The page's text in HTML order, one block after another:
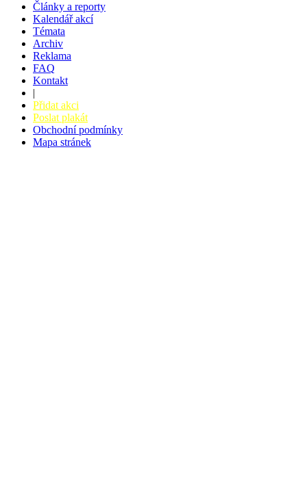
Články a reporty
Kalendář akcí
Témata
Archiv
Reklama
FAQ
Kontakt
|
Přidat akci
Poslat plakát
Obchodní podmínky
Mapa stránek